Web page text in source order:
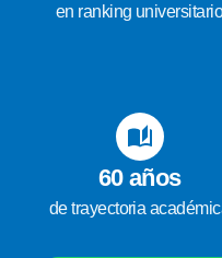
en ranking
60 años
de trayectoria